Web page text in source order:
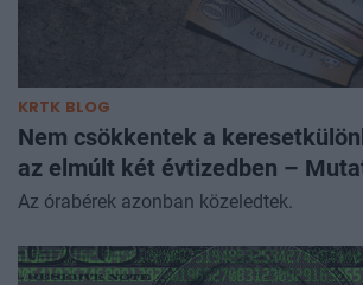
KRTK BLOG
Nem csökkentek a
az elmúlt két évtizedben –
Az órabérek azonban közeledtek.